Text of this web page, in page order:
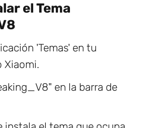
el Tema
'Temas' en tu
Xiaomi.
en la barra de